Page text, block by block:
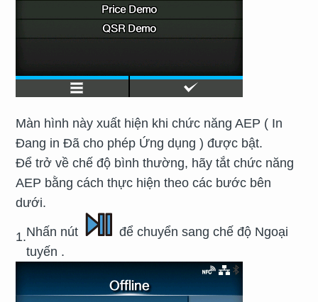
Màn hình này xuất hiện khi chức năng AEP ( In
Đang in Đã cho phép Ứng dụng ) được bật.
Để trở về chế độ bình thường, hãy tắt chức năng
AEP bằng cách thực hiện theo các bước bên
dưới.
1.Nhấn nút
để chuyển sang chế độ Ngoại
tuyến .